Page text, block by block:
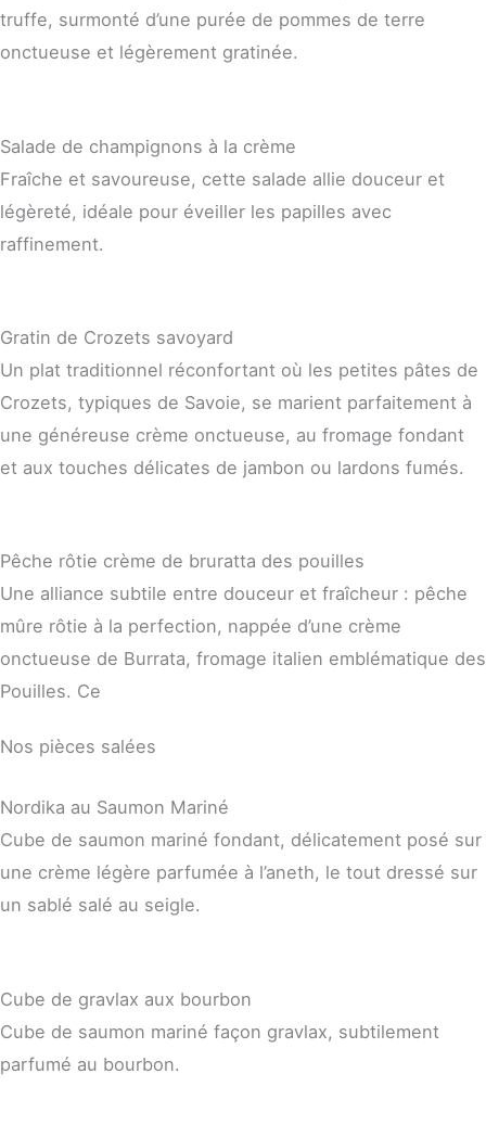
truffe, surmonté d’une purée de pommes de terre
onctueuse et légèrement gratinée.
Salade de champignons à la crème
Fraîche et savoureuse, cette salade allie douceur et
légèreté, idéale pour éveiller les papilles avec
raffinement.
Gratin de Crozets savoyard
Un plat traditionnel réconfortant où les petites pâtes de
Crozets, typiques de Savoie, se marient parfaitement à
une généreuse crème onctueuse, au fromage fondant
et aux touches délicates de jambon ou lardons fumés.
Pêche rôtie crème de bruratta des pouilles
Une alliance subtile entre douceur et fraîcheur : pêche
mûre rôtie à la perfection, nappée d’une crème
onctueuse de Burrata, fromage italien emblématique des
Pouilles. Ce
Nos pièces salées
Nordika au Saumon Mariné
Cube de saumon mariné fondant, délicatement posé sur
une crème légère parfumée à l’aneth, le tout dressé sur
un sablé salé au seigle.
Cube de gravlax aux bourbon
Cube de saumon mariné façon gravlax, subtilement
parfumé au bourbon.